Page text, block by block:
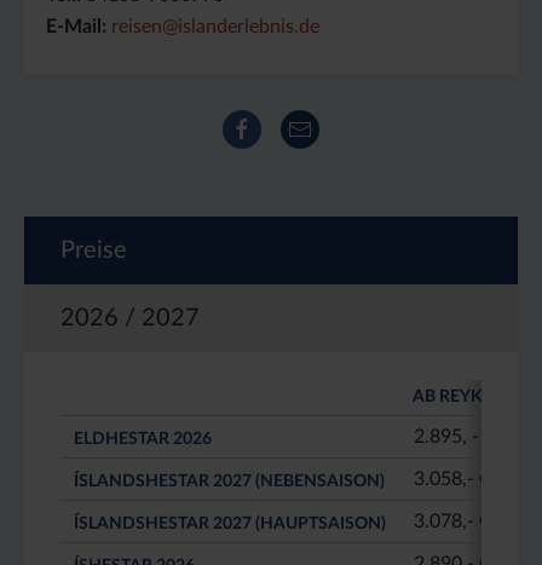
E-Mail: reisen@islanderlebnis.de
Facebook
E-Mail
Preise
2026 / 2027
AB REYKJAVÍK
ELDHESTAR 2026 2.895, - €
ÍSLANDSHESTAR 2027 (NEBENSAISON) 3.058,- €
ÍSLANDSHESTAR 2027 (HAUPTSAISON) 3.078,- €